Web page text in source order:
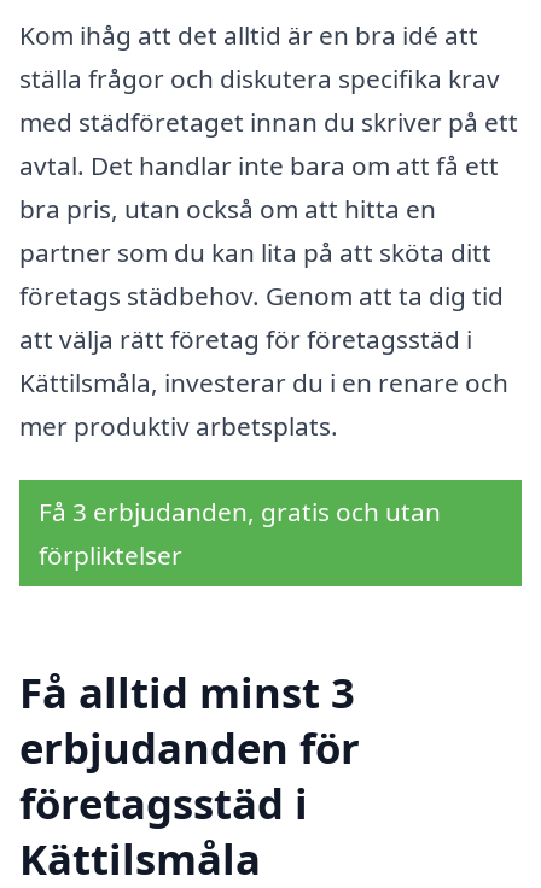
Kom ihåg att det alltid är en bra idé att
ställa frågor och diskutera specifika krav
med städföretaget innan du skriver på ett
avtal. Det handlar inte bara om att få ett
bra pris, utan också om att hitta en
partner som du kan lita på att sköta ditt
företags städbehov. Genom att ta dig tid
att välja rätt företag för företagsstäd i
Kättilsmåla, investerar du i en renare och
mer produktiv arbetsplats.
Få 3 erbjudanden, gratis och utan
förpliktelser
Få alltid minst 3
erbjudanden för
företagsstäd i
Kättilsmåla